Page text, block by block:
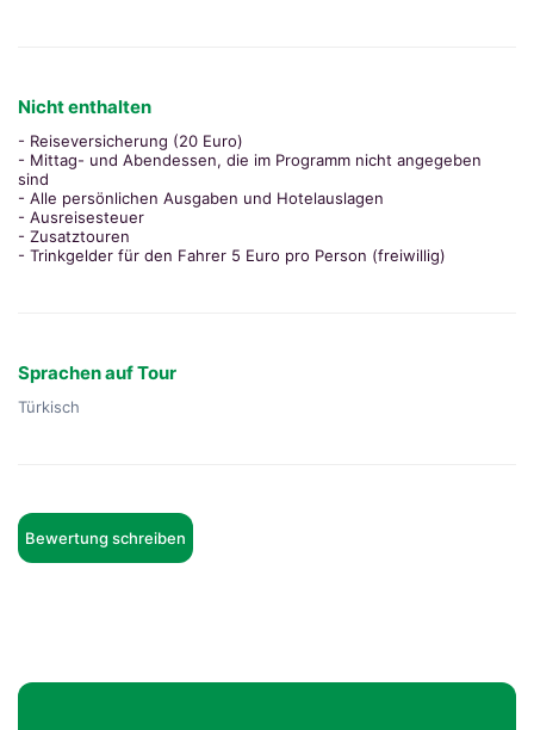
Nicht enthalten
- Reiseversicherung (20 Euro)
- Mittag- und Abendessen, die im Programm nicht angegeben
sind
- Alle persönlichen Ausgaben und Hotelauslagen
- Ausreisesteuer
- Zusatztouren
- Trinkgelder für den Fahrer 5 Euro pro Person (freiwillig)
Sprachen auf Tour
Türkisch
Bewertung schreiben